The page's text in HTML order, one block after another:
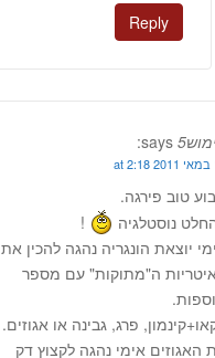
Reply
says:
טוב פירגה.
נוסטלגיה
!
יוצאת הונגריה נהגה להכין את
ה"מתוקות" עם מספר
פרג, גבינה או אגוזים.
האגוזים אימי נהגה לקצוץ דק